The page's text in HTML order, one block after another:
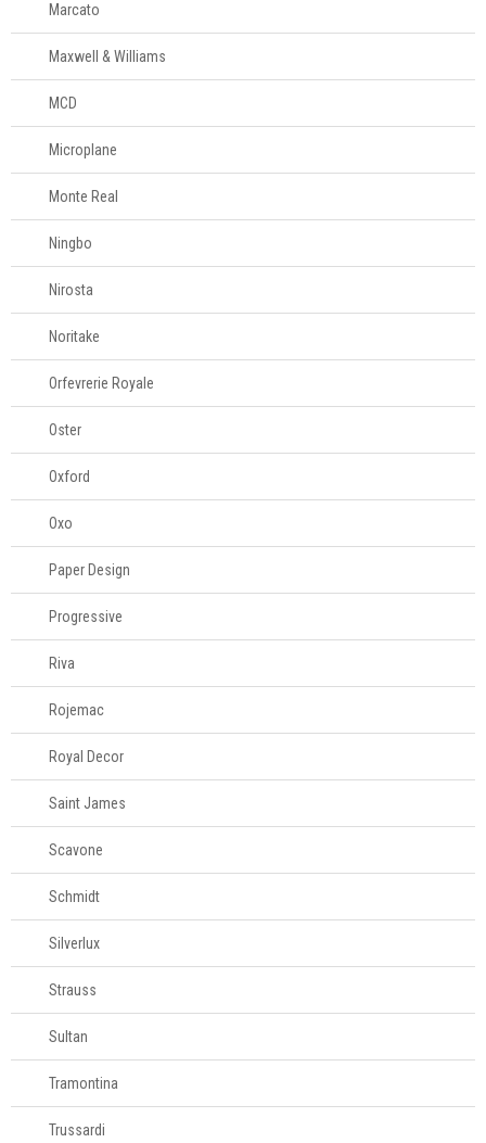
Marcato
Maxwell & Williams
MCD
Microplane
Monte Real
Ningbo
Nirosta
Noritake
Orfevrerie Royale
Oster
Oxford
Oxo
Paper Design
Progressive
Riva
Rojemac
Royal Decor
Saint James
Scavone
Schmidt
Silverlux
Strauss
Sultan
Tramontina
Trussardi